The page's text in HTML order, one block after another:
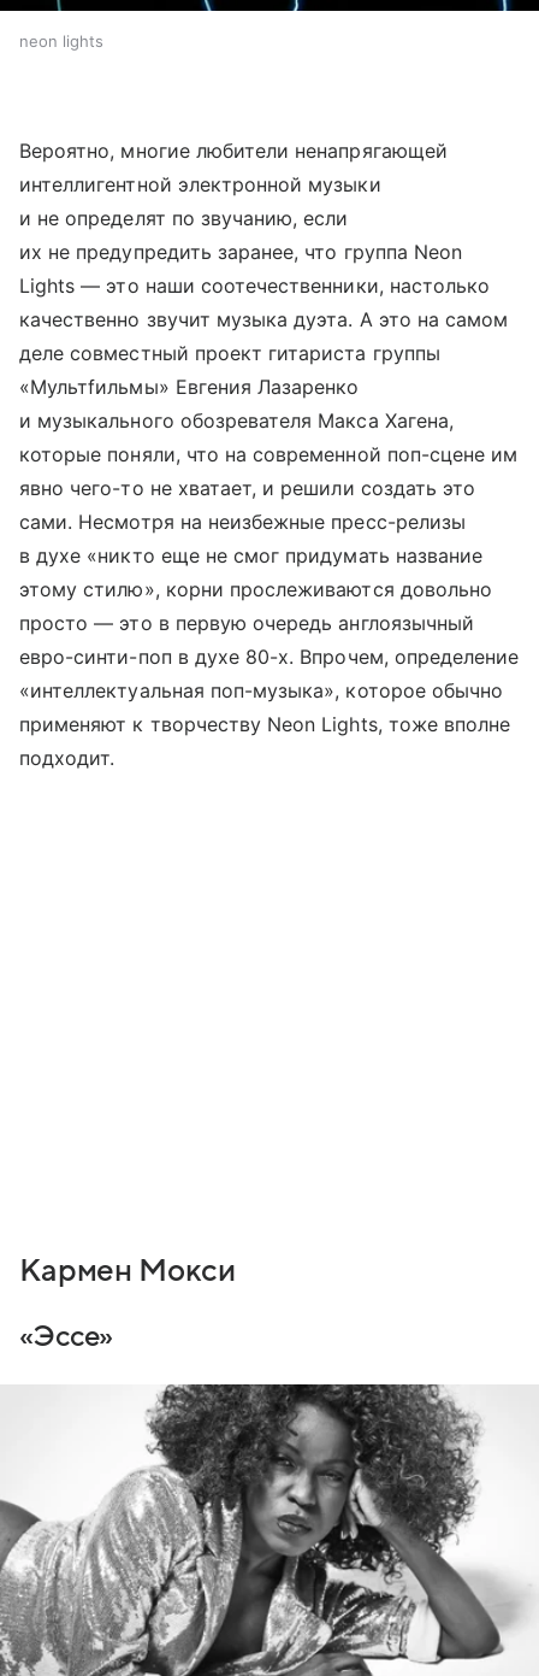
neon lights
Вероятно, многие любители ненапрягающей
интеллигентной электронной музыки
и не определят по звучанию, если
их не предупредить заранее, что группа Neon
Lights — это наши соотечественники, настолько
качественно звучит музыка дуэта. А это на самом
деле совместный проект гитариста группы
«Мультfильмы» Евгения Лазаренко
и музыкального обозревателя Макса Хагена,
которые поняли, что на современной поп-сцене им
явно чего-то не хватает, и решили создать это
сами. Несмотря на неизбежные пресс-релизы
в духе «никто еще не смог придумать название
этому стилю», корни прослеживаются довольно
просто — это в первую очередь англоязычный
евро-синти-поп в духе 80-х. Впрочем, определение
«интеллектуальная поп-музыка», которое обычно
применяют к творчеству Neon Lights, тоже вполне
подходит.
Кармен Мокси
«Эссе»